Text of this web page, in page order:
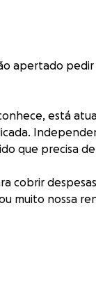
apertado
está
que precisa
cobrir
muito nossa